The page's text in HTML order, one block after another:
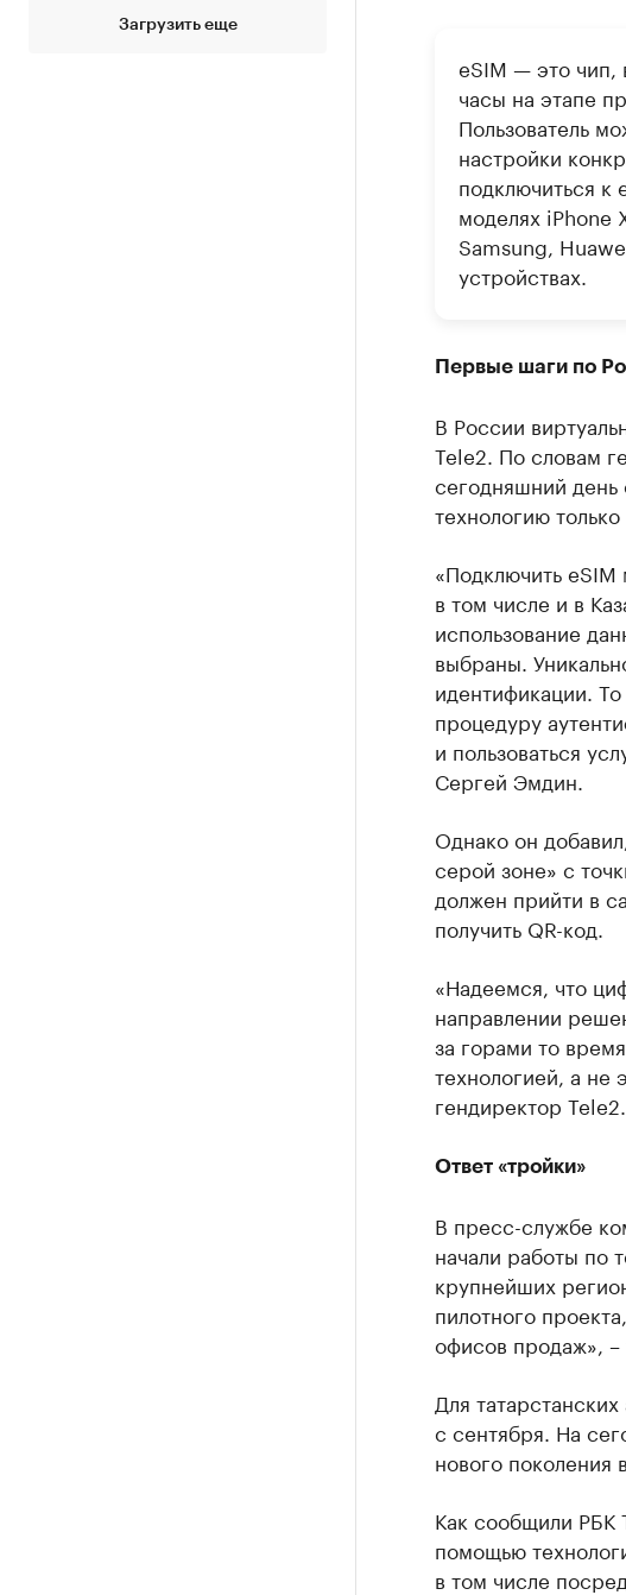
Загрузить еще
eSIM — это чип,
часы на этапе
Пользователь
настройки
подключиться к
моделях iPhone
Samsung,
устройствах.
Первые шаги по
В России
Tele2. По словам
сегодняшний
технологию
«Подключить
в том числе и в
использование
выбраны.
идентификации. То
процедуру
и пользоваться
Сергей Эмдин.
Однако он
серой зоне» с
должен прийти в
получить QR-код.
«Надеемся, что
направлении
за горами то
технологией, а не
гендиректор Tele2.
Ответ «тройки»
В пресс-службе
начали работы по
крупнейших
пилотного
офисов продаж», –
Для
с сентября. На
нового поколения
Как сообщили РБК
помощью
в том числе